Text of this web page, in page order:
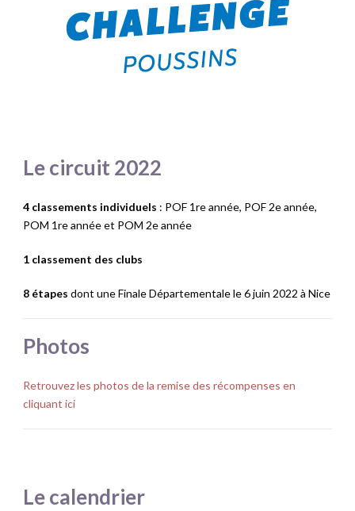
Le circuit 2022
4 classements individuels : POF 1re année, POF 2e année,
POM 1re année et POM 2e année
1 classement des clubs
8 étapes dont une Finale Départementale le 6 juin 2022 à Nice
Photos
Retrouvez les photos de la remise des récompenses en
cliquant ici
Le calendrier